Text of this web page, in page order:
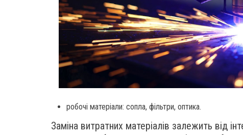
робочі матеріали: сопла, фільтри, оптика.
Заміна витратних матеріалів залежить від